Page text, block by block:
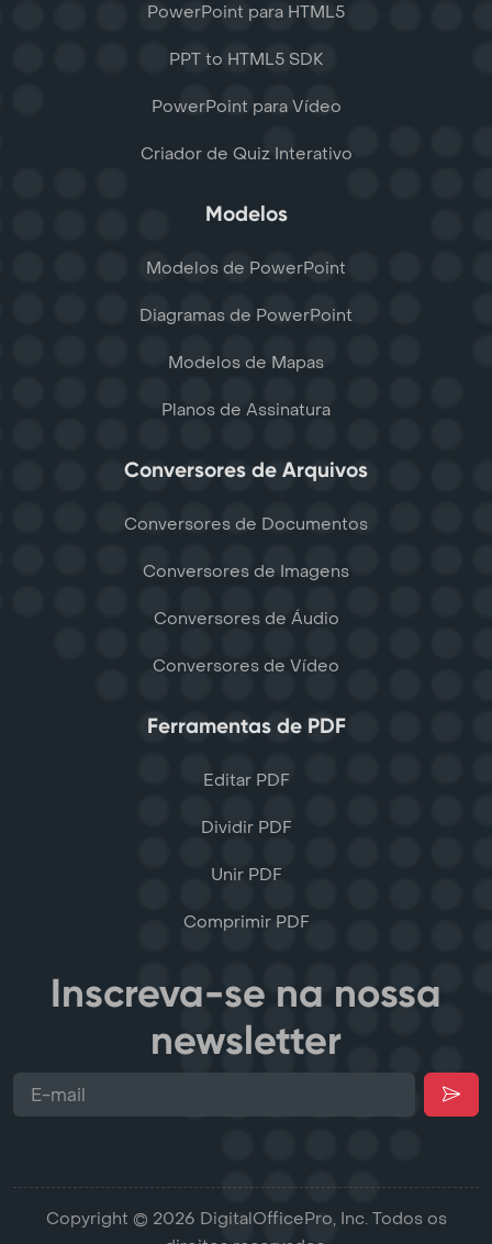
PowerPoint para HTML5
PPT to HTML5 SDK
PowerPoint para Vídeo
Criador de Quiz Interativo
Modelos
Modelos de PowerPoint
Diagramas de PowerPoint
Modelos de Mapas
Planos de Assinatura
Conversores de Arquivos
Conversores de Documentos
Conversores de Imagens
Conversores de Áudio
Conversores de Vídeo
Ferramentas de PDF
Editar PDF
Dividir PDF
Unir PDF
Comprimir PDF
Inscreva-se na nossa
newsletter
Copyright © 2026 DigitalOfficePro, Inc. Todos os